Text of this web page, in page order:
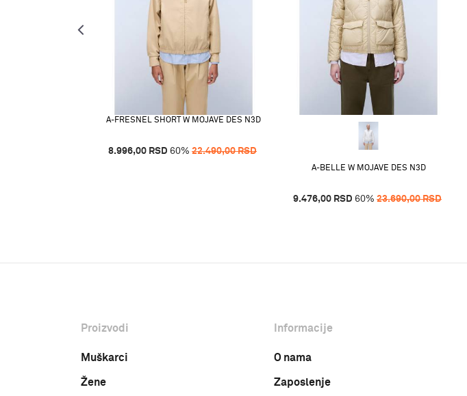
A-FRESNEL SHORT W MOJAVE DES N3D
8.996,00 RSD 60% 22.490,00RSD
A-BELLE W MOJAVE DES N3D
9.476,00 RSD 60% 23.690,00RSD
Proizvodi
Muškarci
Žene
Informacije
O nama
Zaposlenje